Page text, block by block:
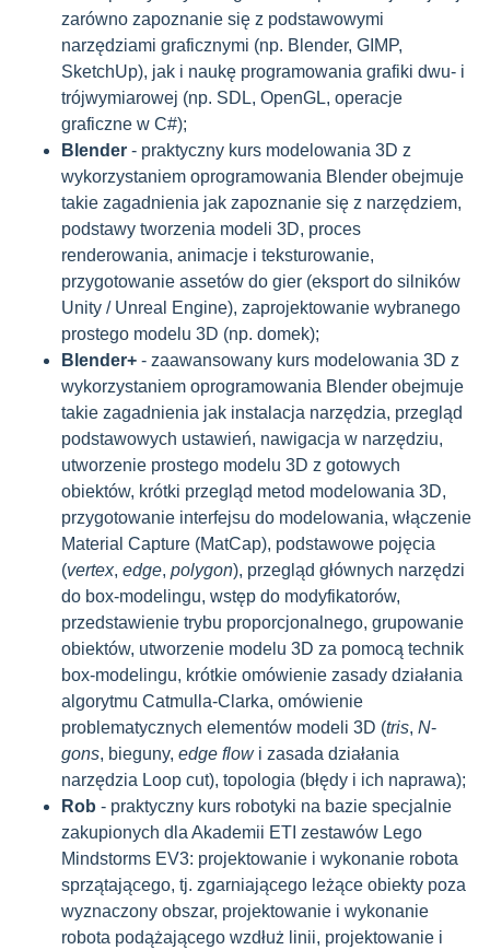
zarówno zapoznanie się z podstawowymi
narzędziami graficznymi (np. Blender, GIMP,
SketchUp), jak i naukę programowania grafiki dwu- i
trójwymiarowej (np. SDL, OpenGL, operacje
graficzne w C#);
Blender - praktyczny kurs modelowania 3D z
wykorzystaniem oprogramowania Blender obejmuje
takie zagadnienia jak zapoznanie się z narzędziem,
podstawy tworzenia modeli 3D, proces
renderowania, animacje i teksturowanie,
przygotowanie assetów do gier (eksport do silników
Unity / Unreal Engine), zaprojektowanie wybranego
prostego modelu 3D (np. domek);
Blender+ - zaawansowany kurs modelowania 3D z
wykorzystaniem oprogramowania Blender obejmuje
takie zagadnienia jak instalacja narzędzia, przegląd
podstawowych ustawień, nawigacja w narzędziu,
utworzenie prostego modelu 3D z gotowych
obiektów, krótki przegląd metod modelowania 3D,
przygotowanie interfejsu do modelowania, włączenie
Material Capture (MatCap), podstawowe pojęcia
(vertex, edge, polygon), przegląd głównych narzędzi
do box-modelingu, wstęp do modyfikatorów,
przedstawienie trybu proporcjonalnego, grupowanie
obiektów, utworzenie modelu 3D za pomocą technik
box-modelingu, krótkie omówienie zasady działania
algorytmu Catmulla-Clarka, omówienie
problematycznych elementów modeli 3D (tris, N-
gons, bieguny, edge flowi zasada działania
narzędzia Loop cut), topologia (błędy i ich naprawa);
Rob - praktyczny kurs robotyki na bazie specjalnie
zakupionych dla Akademii ETI zestawów Lego
Mindstorms EV3: projektowanie i wykonanie robota
sprzątającego, tj. zgarniającego leżące obiekty poza
wyznaczony obszar, projektowanie i wykonanie
robota podążającego wzdłuż linii, projektowanie i